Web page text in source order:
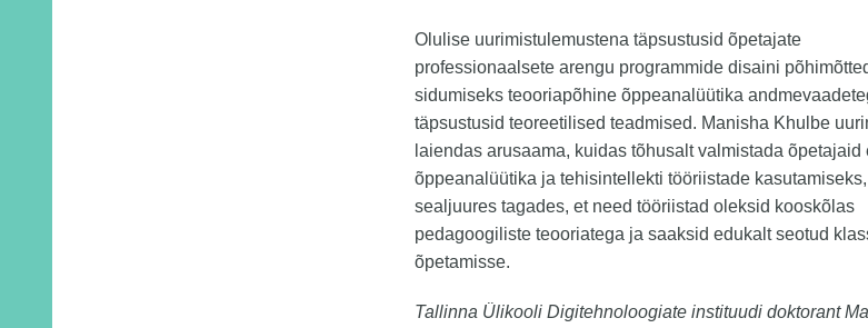
Olulise uurimistulemustena täpsustusid õpetajate
professionaalsete arengu programmide disaini
sidumiseks teooriapõhine õppeanalüütika
täpsustusid teoreetilised teadmised. Manisha Khulbe
laiendas arusaama, kuidas tõhusalt valmistada õpetajaid
õppeanalüütika ja tehisintellekti tööriistade kasutamiseks,
sealjuures tagades, et need tööriistad oleksid kooskõlas
pedagoogiliste teooriatega ja saaksid edukalt seotud
õpetamisse.
Tallinna Ülikooli Digitehnoloogiate instituudi doktorant